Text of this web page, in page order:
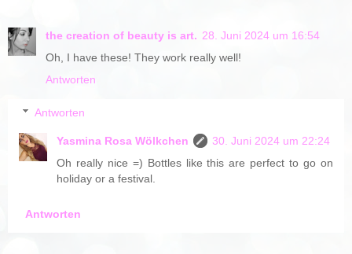
the creation of beauty is art. 28. Juni 2024 um 16:54
Oh, I have these! They work really well!
Antworten
Antworten
Yasmina Rosa Wölkchen
30. Juni 2024 um 22:24
Oh really nice =) Bottles like this are perfect to go on
holiday or a festival.
Antworten